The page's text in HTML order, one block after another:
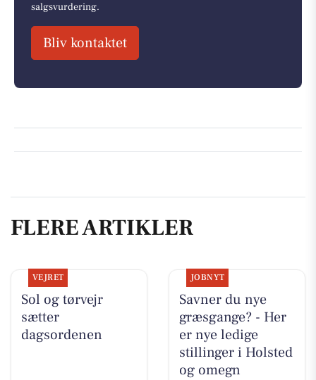
salgsvurdering.
Bliv kontaktet
FLERE ARTIKLER
VEJRET
Sol og tørvejr
sætter
dagsordenen
JOBNYT
Savner du nye
græsgange? - Her
er nye ledige
stillinger i Holsted
og omegn